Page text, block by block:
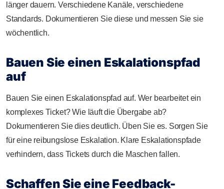
länger dauern. Verschiedene Kanäle, verschiedene
Standards. Dokumentieren Sie diese und messen Sie sie
wöchentlich.
Bauen Sie einen Eskalationspfad
auf
Bauen Sie einen Eskalationspfad auf. Wer bearbeitet ein
komplexes Ticket? Wie läuft die Übergabe ab?
Dokumentieren Sie dies deutlich. Üben Sie es. Sorgen Sie
für eine reibungslose Eskalation. Klare Eskalationspfade
verhindern, dass Tickets durch die Maschen fallen.
Schaffen Sie eine Feedback-